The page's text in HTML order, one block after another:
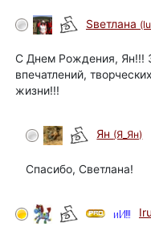
Sветлана
С Днем Рождения, Ян!!!
впечатлений,
жизни!!!
Ян (Я_Ян)
Спасибо, Светлана!